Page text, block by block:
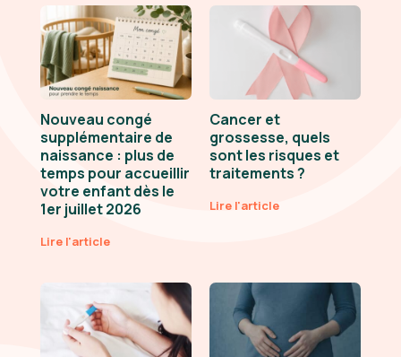
Nouveau congé
supplémentaire de
naissance : plus de
temps pour accueillir
votre enfant dès le
1er juillet 2026
Lire l'article
Cancer et
grossesse, quels
sont les risques et
traitements ?
Lire l'article